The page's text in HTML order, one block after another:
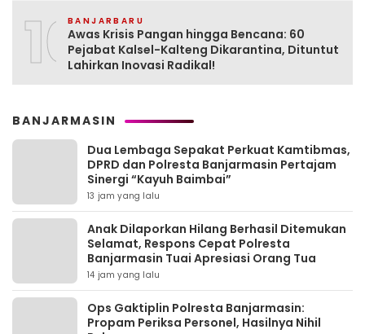
10BANJARBARU
Awas Krisis Pangan hingga Bencana: 60
Pejabat Kalsel-Kalteng Dikarantina, Dituntut
Lahirkan Inovasi Radikal!
BANJARMASIN
Dua Lembaga Sepakat Perkuat Kamtibmas,
DPRD dan Polresta Banjarmasin Pertajam
Sinergi “Kayuh Baimbai”
13 jam yang lalu
Anak Dilaporkan Hilang Berhasil Ditemukan
Selamat, Respons Cepat Polresta
Banjarmasin Tuai Apresiasi Orang Tua
14 jam yang lalu
Ops Gaktiplin Polresta Banjarmasin:
Propam Periksa Personel, Hasilnya Nihil